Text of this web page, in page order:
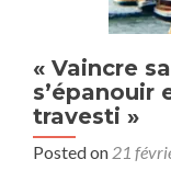
« Vaincre
s’épanouir
travesti »
Posted on 21